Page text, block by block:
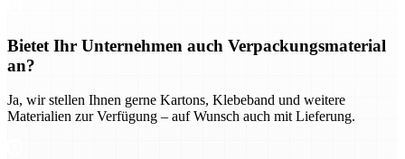
Bietet Ihr Unternehmen auch Verpackungsmaterial
an?
Ja, wir stellen Ihnen gerne Kartons, Klebeband und weitere
Materialien zur Verfügung – auf Wunsch auch mit Lieferung.